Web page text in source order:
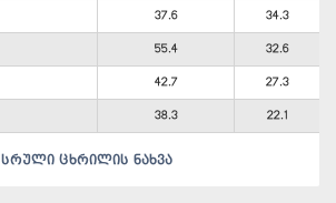
37.6 34.3
55.4 32.6
42.7 27.3
38.3 22.1
სრული ცხრილის ნახვა